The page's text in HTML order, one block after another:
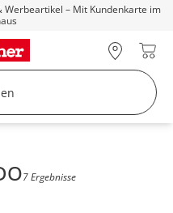
Werbeartikel – Mit Kundenkarte im
7 Ergebnisse